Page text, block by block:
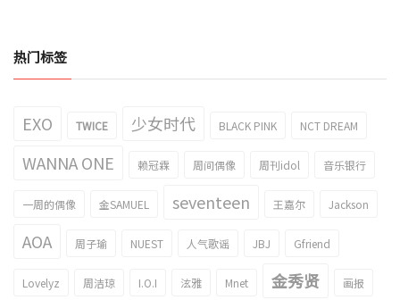
热门标签
EXO TWICE 少女时代 BLACK PINK NCT DREAM
WANNA ONE 赖冠霖 周间偶像 周刊idol 音乐银行
一周的偶像 金SAMUEL seventeen 王嘉尔 Jackson
AOA 周子瑜 NUEST 人气歌谣 JBJ Gfriend
Lovelyz 周洁琼 I.O.I 泫雅 Mnet 金秀贤 画报